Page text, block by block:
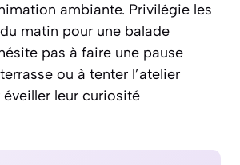
ambiante. Privilégie les
matin pour une balade
pas à faire une pause
ou à tenter l’atelier
leur curiosité